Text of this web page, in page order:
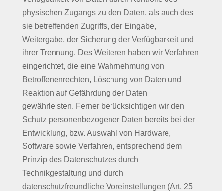
physischen Zugangs zu den Daten, als auch des
sie betreffenden Zugriffs, der Eingabe,
Weitergabe, der Sicherung der Verfügbarkeit und
ihrer Trennung. Des Weiteren haben wir Verfahren
eingerichtet, die eine Wahrnehmung von
Betroffenenrechten, Löschung von Daten und
Reaktion auf Gefährdung der Daten
gewährleisten. Ferner berücksichtigen wir den
Schutz personenbezogener Daten bereits bei der
Entwicklung, bzw. Auswahl von Hardware,
Software sowie Verfahren, entsprechend dem
Prinzip des Datenschutzes durch
Technikgestaltung und durch
datenschutzfreundliche Voreinstellungen (Art. 25